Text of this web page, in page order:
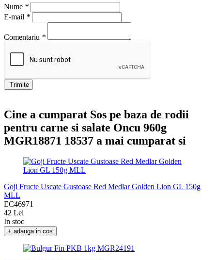
Nume *
E-mail *
Comentariu *
Trimite
Cine a cumparat Sos pe baza de rodii
pentru carne si salate Oncu 960g
MGR18871 18537 a mai cumparat si
Goji Fructe Uscate Gustoase Red Medlar Golden Lion GL 150g
MLL
EC46971
42 Lei
In stoc
+ adauga in cos